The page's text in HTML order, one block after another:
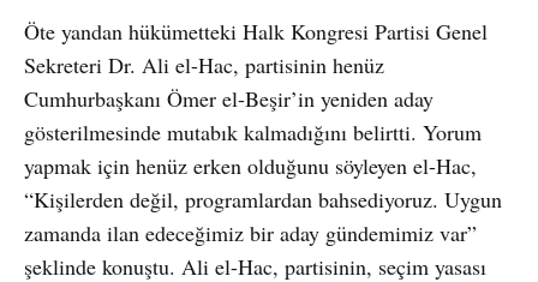
Öte yandan hükümetteki Halk Kongresi Partisi Genel
Sekreteri Dr. Ali el-Hac, partisinin henüz
Cumhurbaşkanı Ömer el-Beşir’in yeniden aday
gösterilmesinde mutabık kalmadığını belirtti. Yorum
yapmak için henüz erken olduğunu söyleyen el-Hac,
“Kişilerden değil, programlardan bahsediyoruz. Uygun
zamanda ilan edeceğimiz bir aday gündemimiz var”
şeklinde konuştu. Ali el-Hac, partisinin, seçim yasası